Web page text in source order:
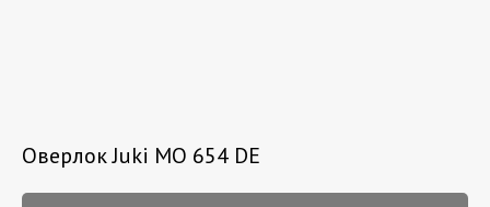
Оверлок Juki MO 654 DE